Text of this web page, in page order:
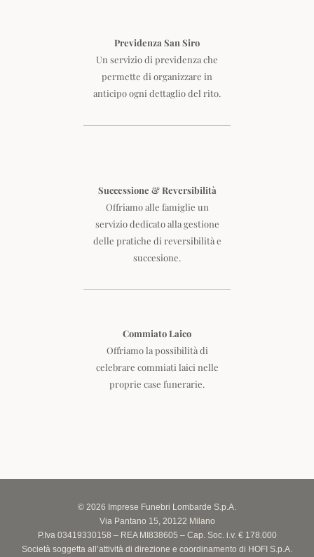
Previdenza San Siro
Un servizio di previdenza che
permette di organizzare in
anticipo ogni dettaglio del rito.
Successione & Reversibilità
Offriamo alle famiglie un
servizio dedicato alla gestione
delle pratiche di reversibilità e
succesione.
Commiato Laico
Offriamo la possibilità di
celebrare commiati laici nelle
proprie case funerarie.
© 2026 Imprese Funebri Lombarde S.p.A.
Via Pantano 15, 20122 Milano
P.Iva 03419330158 – REA MI838605 – Cap. Soc. i.v. € 178.000
Società soggetta all’attività di direzione e coordinamento di HOFI S.p.A.